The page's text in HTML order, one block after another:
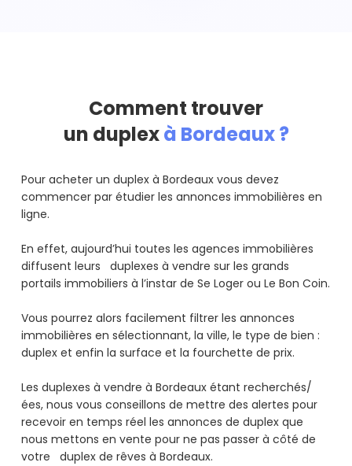
Comment trouver
un duplexà Bordeaux ?
Pour acheter un duplex à Bordeaux vous devez
commencer par étudier les annonces immobilières en
ligne.
En effet, aujourd’hui toutes les agences immobilières
diffusent leurs duplexes à vendre sur les grands
portails immobiliers à l’instar de Se Loger ou Le Bon Coin.
Vous pourrez alors facilement filtrer les annonces
immobilières en sélectionnant, la ville, le type de bien :
duplex et enfin la surface et la fourchette de prix.
Les duplexes à vendre à Bordeaux étant recherchés/
ées, nous vous conseillons de mettre des alertes pour
recevoir en temps réel les annonces de duplex que
nous mettons en vente pour ne pas passer à côté de
votre duplex de rêves à Bordeaux.